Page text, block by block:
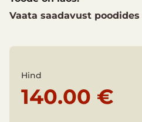
Vaata saadavust poodides
Hind
140.00 €